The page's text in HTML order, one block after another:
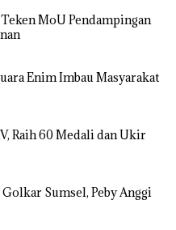
MoU Pendampingan
Enim Imbau Masyarakat
Raih 60 Medali dan Ukir
Sumsel, Peby Anggi